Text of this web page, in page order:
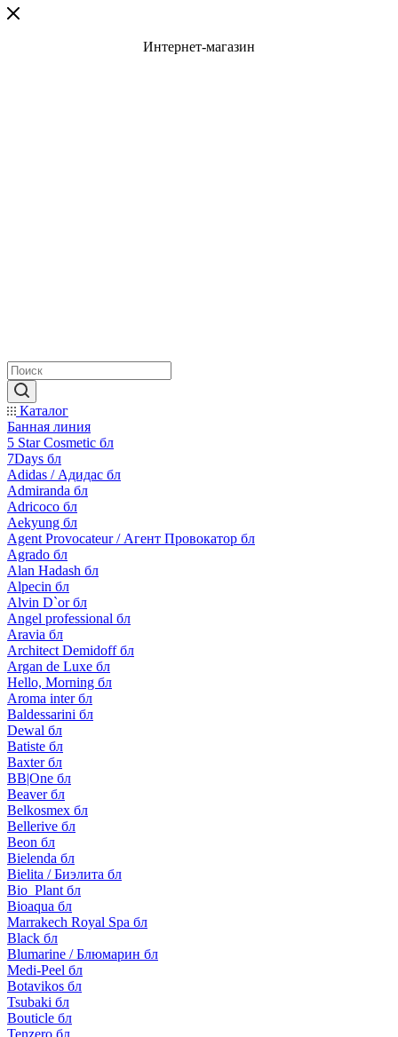
Интернет-магазин
Каталог
Банная линия
5 Star Cosmetic бл
7Days бл
Adidas / Адидас бл
Admiranda бл
Adricoco бл
Aekyung бл
Agent Provocateur / Агент Провокатор бл
Agrado бл
Alan Hadash бл
Alpecin бл
Alvin D`or бл
Angel professional бл
Aravia бл
Architect Demidoff бл
Argan de Luxe бл
Hello, Morning бл
Aroma inter бл
Baldessarini бл
Dewal бл
Batiste бл
Baxter бл
BB|One бл
Beaver бл
Belkosmex бл
Bellerive бл
Beon бл
Bielenda бл
Bielita / Биэлита бл
Bio_Plant бл
Bioaqua бл
Marrakech Royal Spa бл
Black бл
Blumarine / Блюмарин бл
Medi-Peel бл
Botavikos бл
Tsubaki бл
Bouticle бл